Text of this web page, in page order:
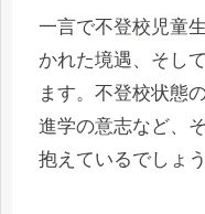
一言で不登校児童
かれた境遇、そし
ます。不登校状態
進学の意志など、
抱えているでしょう